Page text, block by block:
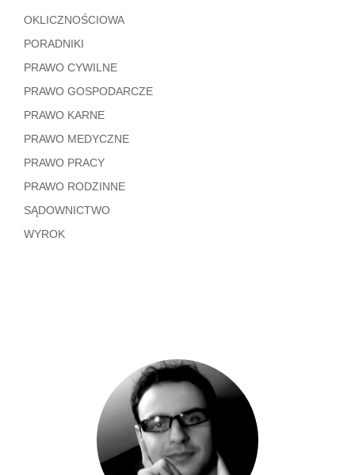
OKLICZNOŚCIOWA
PORADNIKI
PRAWO CYWILNE
PRAWO GOSPODARCZE
PRAWO KARNE
PRAWO MEDYCZNE
PRAWO PRACY
PRAWO RODZINNE
SĄDOWNICTWO
WYROK